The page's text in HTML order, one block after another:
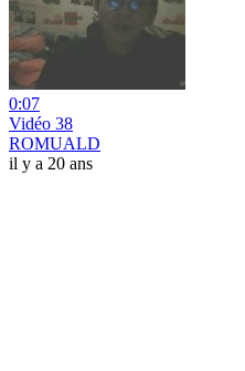
0:07
Vidéo 38
ROMUALD
il y a 20 ans